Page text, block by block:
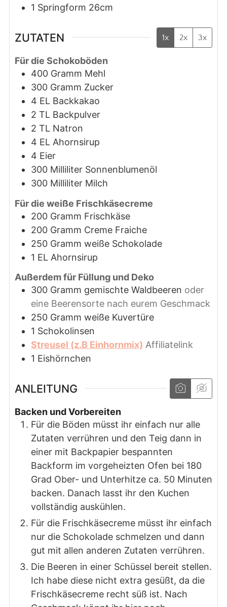
1 Springform 26cm
ZUTATEN 1x 2x 3x
Für die Schokoböden
400 Gramm Mehl
300 Gramm Zucker
4 EL Backkakao
2 TL Backpulver
2 TL Natron
4 EL Ahornsirup
4 Eier
300 Milliliter Sonnenblumenöl
300 Milliliter Milch
Für die weiße Frischkäsecreme
200 Gramm Frischkäse
200 Gramm Creme Fraiche
250 Gramm weiße Schokolade
1 EL Ahornsirup
Außerdem für Füllung und Deko
300 Gramm gemischte Waldbeeren oder
eine Beerensorte nach eurem Geschmack
250 Gramm weiße Kuvertüre
1 Schokolinsen
Streusel (z.B Einhornmix) Affiliatelink
1 Eishörnchen
ANLEITUNG
Backen und Vorbereiten
Für die Böden müsst ihr einfach nur alle
Zutaten verrühren und den Teig dann in
einer mit Backpapier bespannten
Backform im vorgeheizten Ofen bei 180
Grad Ober- und Unterhitze ca. 50 Minuten
backen. Danach lasst ihr den Kuchen
vollständig auskühlen.
Für die Frischkäsecreme müsst ihr einfach
nur die Schokolade schmelzen und dann
gut mit allen anderen Zutaten verrühren.
Die Beeren in einer Schüssel bereit stellen.
Ich habe diese nicht extra gesüßt, da die
Frischkäsecreme recht süß ist. Nach